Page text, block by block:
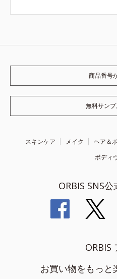
商品番号
無料サン
スキンケア メイク ヘア＆
ボディ
ORBIS SNS
ORBIS
お買い物をもっと